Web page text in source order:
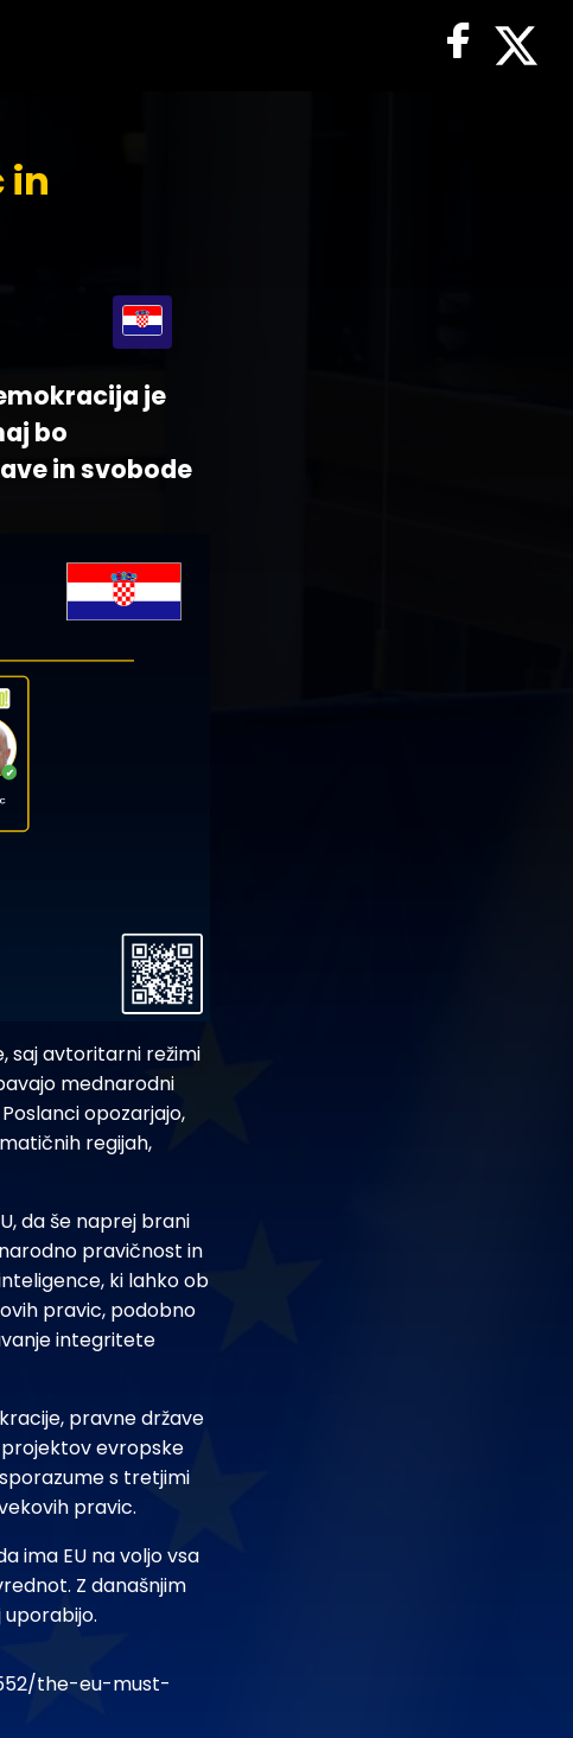
in
je
bo
in svobode
saj avtoritarni režimi
mednarodni
opozarjajo,
regijah,
da še naprej brani
pravičnost in
ki lahko ob
pravic, podobno
integritete
pravne države
evropske
s tretjimi
pravic.
ima EU na voljo vsa
Z današnjim
the-eu-must-